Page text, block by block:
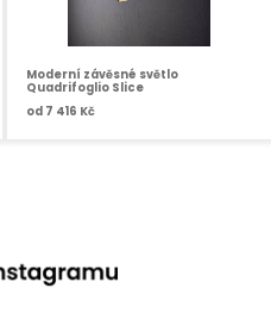
Moderní závěsné světlo
Quadrifoglio Slice
od 7 416 Kč